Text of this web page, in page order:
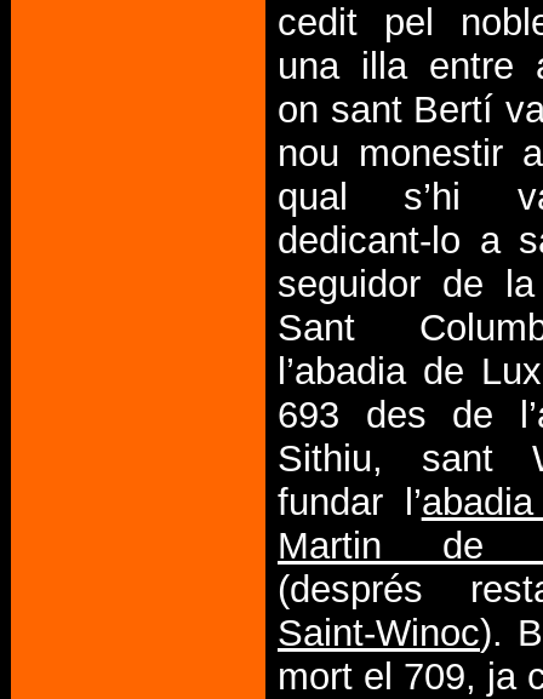
cedit pel
una illa entre
on sant Bertí
nou monestir
qual s’hi
dedicant-lo a
seguidor de
Sant
l’abadia de
693 des de
Sithiu, sant
fundar l’
Martin de
(després
Saint-Winoc).
mort el 709, ja